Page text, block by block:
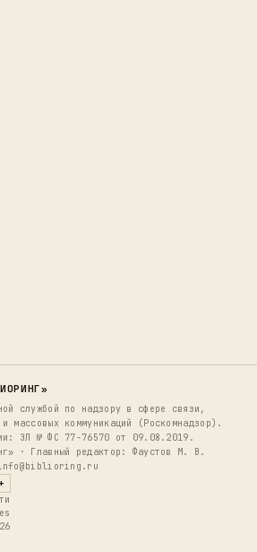
службой по надзору в сфере связи,
и массовых коммуникаций (Роскомнадзор).
ЭЛ № ФС 77-76570 от 09.08.2019.
· Главный редактор: Фаустов М. В.
info@biblioring.ru